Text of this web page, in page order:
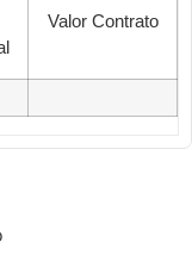
Valor Contrato